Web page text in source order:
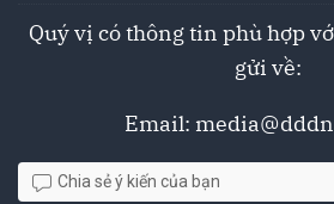
Quý vị có thông tin phù hợp
gửi về:
Email:
Chia sẻ ý kiến của bạn